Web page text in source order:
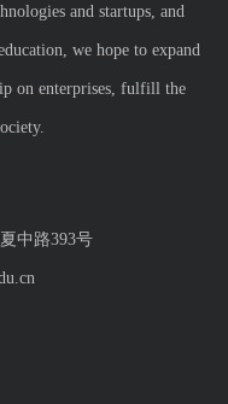
and startups, and
we hope to expand
on enterprises, fulfill the
：
中路393号